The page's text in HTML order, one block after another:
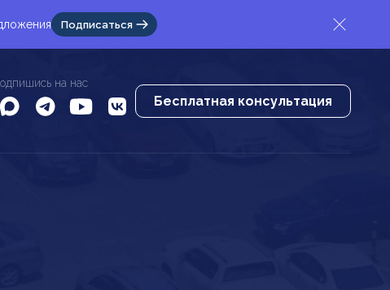
Подписаться
на нас
Бесплатная консультация